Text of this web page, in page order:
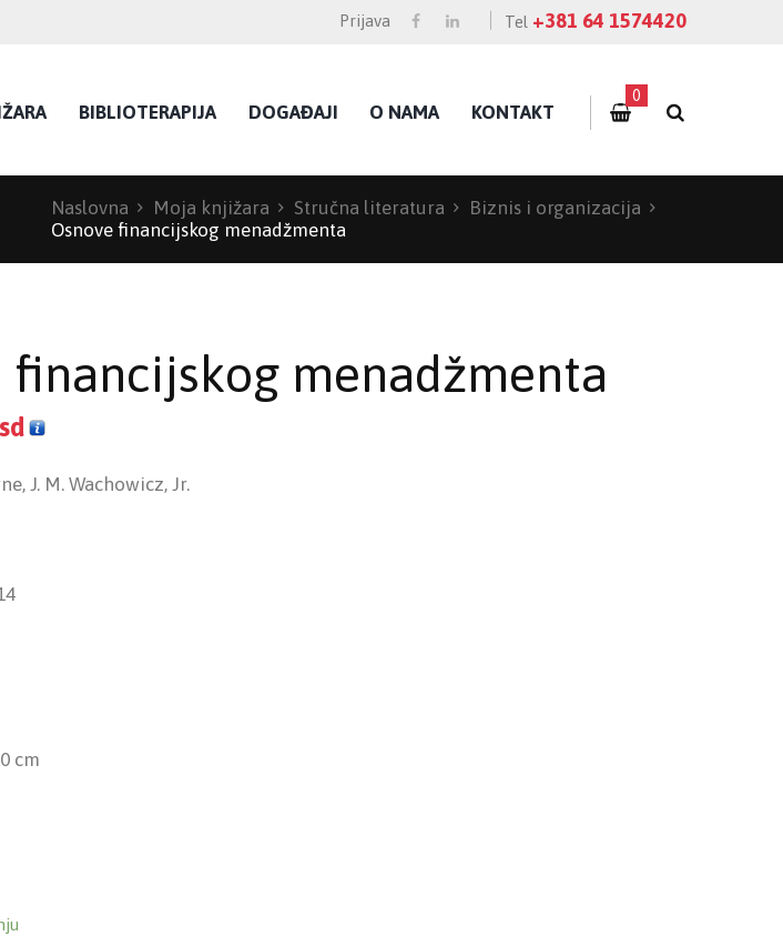
Tel +381 64 1574420
Prijava
BIBLIOTERAPIJA DOGAĐAJI O NAMA KONTAKT
0
Naslovna Moja knjižara Stručna literatura
Biznis i organizacija
Osnove financijskog menadžmenta
financijskog menadžmenta
J. M. Wachowicz, Jr.
cm